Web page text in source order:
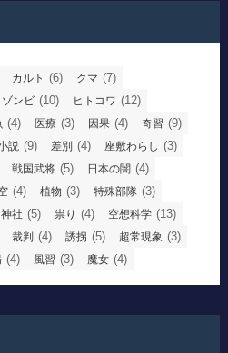
カルト (6) クマ (7)
ゾンビ (10) ヒトコワ (12)
(4) 医療 (3) 因果 (4) 奇習 (9)
説 (9) 差別 (4) 座敷わらし (3)
戦国武将 (5) 日本の闇 (4)
(4) 植物 (3) 特殊部隊 (3)
神社 (5) 祟り (4) 空想科学 (13)
裁判 (4) 誘拐 (5) 超常現象 (3)
(4) 風習 (3) 魔女 (4)